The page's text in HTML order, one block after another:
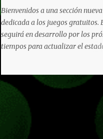
Pass o en tu aplicación de Xbox
directamente a la pestaña de
Essential también ahora sumará
la Nube de Xbox, el cual nos
juegos compatibles si es que
previamente (con más títulos en
ser compatibles con la función
Propios Juegos). Pueden leer
Bienvenidos a una sección
dedicada a los juegos gratuitos.
seguirá en desarrollo por los
tiempos para actualizar el
de nuestros lectores. Primero
hemos remarcado los juegos
están limitados o en otras